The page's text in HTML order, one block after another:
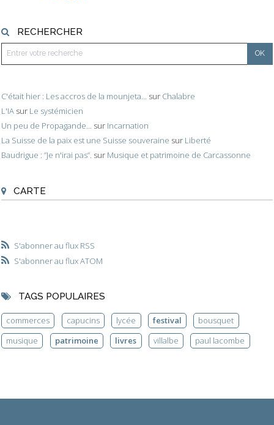
RECHERCHER
C'était hier : Les accros de la mounjeta... sur Chalabre
L'IA sur Le systémicien
Un peu de Propagande... sur Incarnation
La Suisse de la paix est une Suisse souveraine sur Liberté
Baudrigue : ”Je n'irai pas”. sur Musique et patrimoine de Carcassonne
CARTE
S'abonner au flux RSS
S'abonner au flux ATOM
TAGS POPULAIRES
commerces capucins lycée festival
bousquet
musique
patrimoine livres villalbe paul lacombe